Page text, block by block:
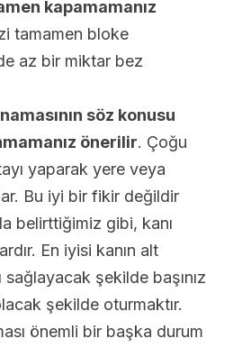
kapamamanız
tamamen bloke
az bir miktar bez
söz konusu
önerilir. Çoğu
yaparak yere veya
Bu iyi bir fikir değildir
belirttiğimiz gibi, kanı
En iyisi kanın alt
sağlayacak şekilde başınız
şekilde oturmaktır.
önemli bir başka durum